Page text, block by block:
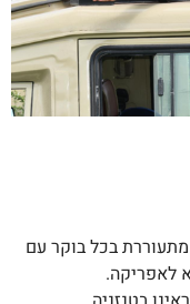
בכל בוקר עם
לאפריקה.